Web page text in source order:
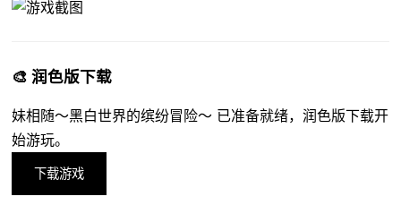
🎨 润色版下载
妹相随～黑白世界的缤纷冒险～ 已准备就绪，润色版下载开
始游玩。
下载游戏